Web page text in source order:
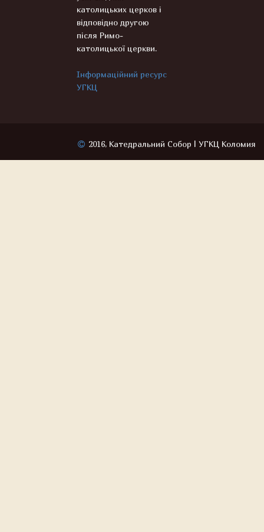
католицьких церков і
відповідно другою
після Римо-
католицької церкви.
Інформаційний ресурс
УГКЦ
2016, Катедральний Собор | УГКЦ Коломия